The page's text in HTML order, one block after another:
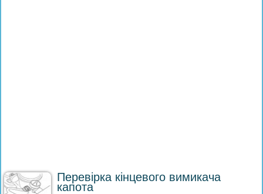
Перевірка кінцевого вимикача
капота